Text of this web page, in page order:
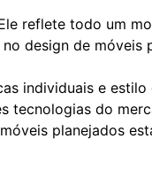
reflete todo um
design de móveis
individuais e
tecnologias do
planejados